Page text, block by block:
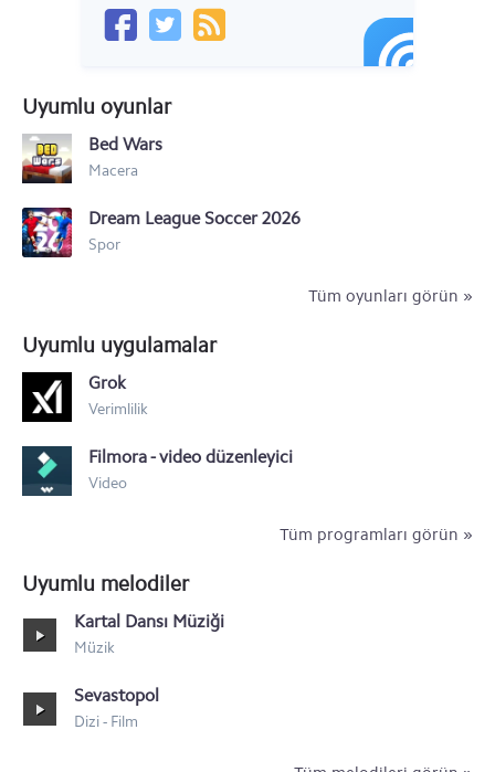
Samsung Galaxy Note 10
Samsung Galaxy Note 10+
Samsung Galaxy A20e
Samsung Galaxy Xcover 4S
Samsung Galaxy A10
Samsung Galaxy M30
Samsung Galaxy M20
Samsung Galaxy M10
Uyumlu oyunlar
Bed Wars
Macera
Dream League Soccer 2026
Spor
Tüm oyunları görün »
Uyumlu uygulamalar
Grok
Verimlilik
Filmora - video düzenleyici
Video
Tüm programları görün »
Uyumlu melodiler
Kartal Dansı Müziği
Müzik
Sevastopol
Dizi - Film